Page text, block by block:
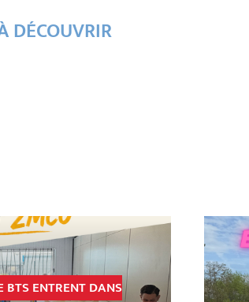
DÉCOUVRIR
BTS ENTRENT DANS